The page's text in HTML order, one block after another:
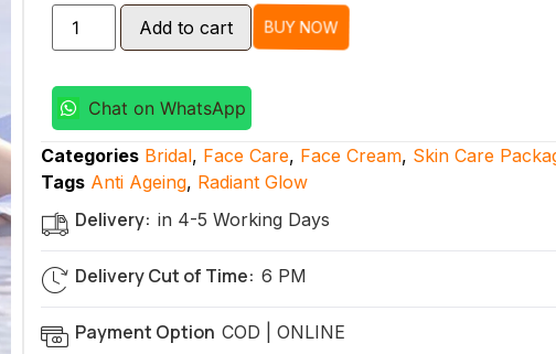
Add to cart BUY NOW
Chat on WhatsApp
Categories Bridal, Face Care, Face Cream, Skin Care
Tags Anti Ageing, Radiant Glow
Delivery: in 4-5 Working Days
Delivery Cut of Time: 6 PM
Payment Option COD | ONLINE